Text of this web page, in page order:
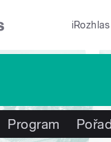
iRozhlas
Program